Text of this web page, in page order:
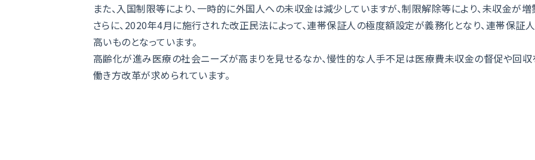
また、入国制限等により、一時的に外国人への未収金は減少していますが、制限解除等により、未収金が増
さらに、2020年4月に施行された改正民法によって、連帯保証人の極度額設定が義務化となり、連帯保証
高いものとなっています。
高齢化が進み医療の社会ニーズが高まりを見せるなか、慢性的な人手不足は医療費未収金の督促や回収
働き方改革が求められています。